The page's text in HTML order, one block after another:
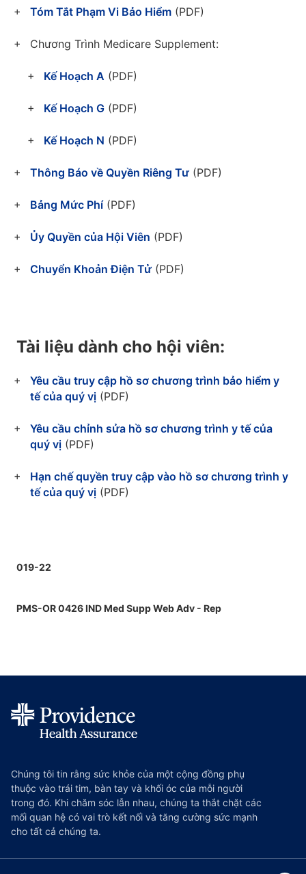
Tóm Tắt Phạm Vi Bảo Hiểm (PDF)
Chương Trình Medicare Supplement:
Kế Hoạch A (PDF)
Kế Hoạch G (PDF)
Kế Hoạch N (PDF)
Thông Báo về Quyền Riêng Tư (PDF)
Bảng Mức Phí(PDF)
Ủy Quyền của Hội Viên (PDF)
Chuyển Khoản Điện Tử (PDF)
Tài liệu dành cho hội viên:
Yêu cầu truy cập hồ sơ chương trình bảo hiểm y
tế của quý vị (PDF)
Yêu cầu chỉnh sửa hồ sơ chương trình y tế của
quý vị (PDF)
Hạn chế quyền truy cập vào hồ sơ chương trình y
tế của quý vị (PDF)
019-22
PMS-OR 0426 IND Med Supp Web Adv - Rep
Chúng tôi tin rằng sức khỏe của một cộng đồng phụ
thuộc vào trái tim, bàn tay và khối óc của mỗi người
trong đó. Khi chăm sóc lẫn nhau, chúng ta thắt chặt các
mối quan hệ có vai trò kết nối và tăng cường sức mạnh
cho tất cả chúng ta.